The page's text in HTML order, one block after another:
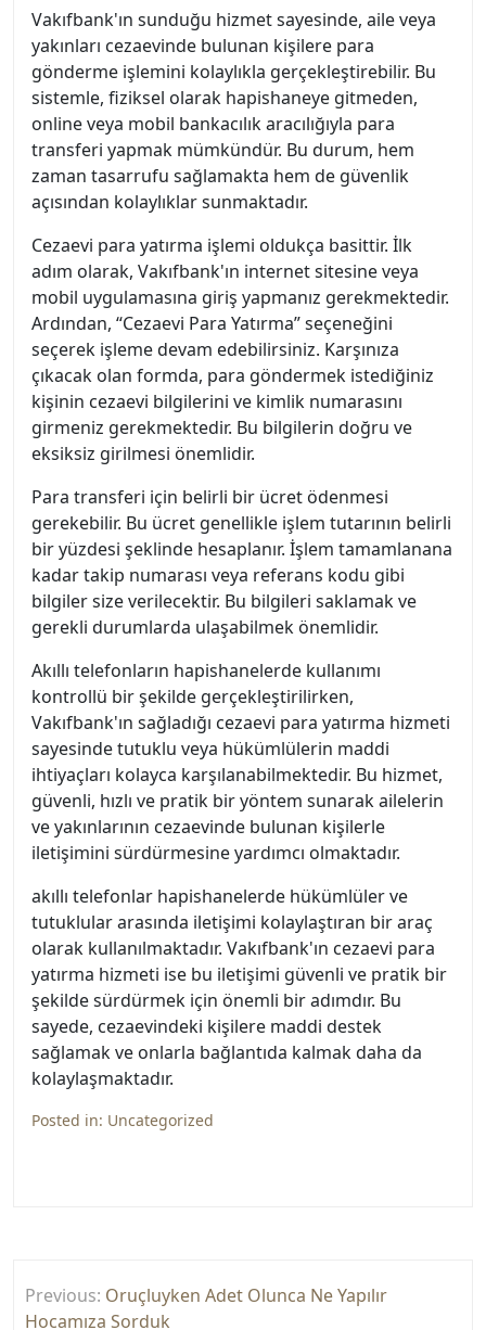
Vakıfbank'ın sunduğu hizmet sayesinde, aile veya
yakınları cezaevinde bulunan kişilere para
gönderme işlemini kolaylıkla gerçekleştirebilir. Bu
sistemle, fiziksel olarak hapishaneye gitmeden,
online veya mobil bankacılık aracılığıyla para
transferi yapmak mümkündür. Bu durum, hem
zaman tasarrufu sağlamakta hem de güvenlik
açısından kolaylıklar sunmaktadır.
Cezaevi para yatırma işlemi oldukça basittir. İlk
adım olarak, Vakıfbank'ın internet sitesine veya
mobil uygulamasına giriş yapmanız gerekmektedir.
Ardından, “Cezaevi Para Yatırma” seçeneğini
seçerek işleme devam edebilirsiniz. Karşınıza
çıkacak olan formda, para göndermek istediğiniz
kişinin cezaevi bilgilerini ve kimlik numarasını
girmeniz gerekmektedir. Bu bilgilerin doğru ve
eksiksiz girilmesi önemlidir.
Para transferi için belirli bir ücret ödenmesi
gerekebilir. Bu ücret genellikle işlem tutarının belirli
bir yüzdesi şeklinde hesaplanır. İşlem tamamlanana
kadar takip numarası veya referans kodu gibi
bilgiler size verilecektir. Bu bilgileri saklamak ve
gerekli durumlarda ulaşabilmek önemlidir.
Akıllı telefonların hapishanelerde kullanımı
kontrollü bir şekilde gerçekleştirilirken,
Vakıfbank'ın sağladığı cezaevi para yatırma hizmeti
sayesinde tutuklu veya hükümlülerin maddi
ihtiyaçları kolayca karşılanabilmektedir. Bu hizmet,
güvenli, hızlı ve pratik bir yöntem sunarak ailelerin
ve yakınlarının cezaevinde bulunan kişilerle
iletişimini sürdürmesine yardımcı olmaktadır.
akıllı telefonlar hapishanelerde hükümlüler ve
tutuklular arasında iletişimi kolaylaştıran bir araç
olarak kullanılmaktadır. Vakıfbank'ın cezaevi para
yatırma hizmeti ise bu iletişimi güvenli ve pratik bir
şekilde sürdürmek için önemli bir adımdır. Bu
sayede, cezaevindeki kişilere maddi destek
sağlamak ve onlarla bağlantıda kalmak daha da
kolaylaşmaktadır.
Posted in: Uncategorized
gezinmesi
Previous: Oruçluyken Adet Olunca Ne Yapılır
Hocamıza Sorduk